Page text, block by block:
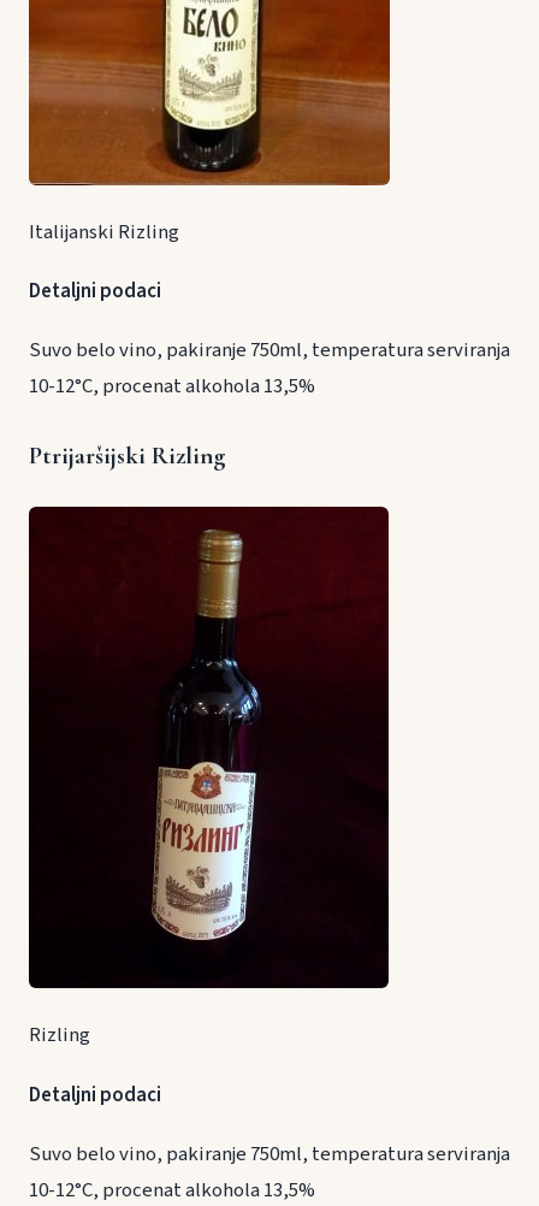
Italijanski Rizling
Detaljni podaci
Suvo belo vino, pakiranje 750ml, temperatura serviranja
10-12°C, procenat alkohola 13,5%
Ptrijaršijski Rizling
Rizling
Detaljni podaci
Suvo belo vino, pakiranje 750ml, temperatura serviranja
10-12°C, procenat alkohola 13,5%